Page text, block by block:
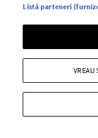
+ MAI MULTE
Listă parteneri
VREAU